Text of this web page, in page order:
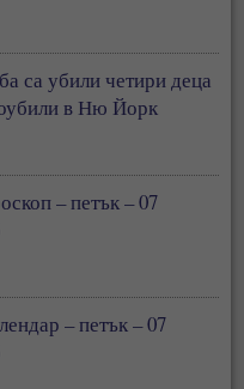
са убили четири деца
в Ню Йорк
– петък – 07
– петък – 07